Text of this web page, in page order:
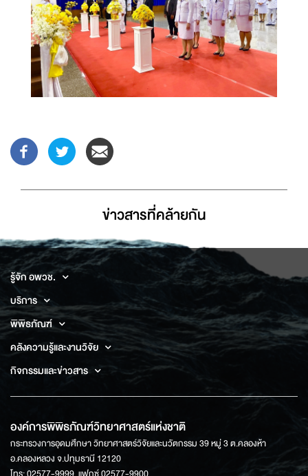
ข่าวสารที่่คล้ายกัน
รู้จัก อพวช.
บริการ
พิพิธภัณฑ์
คลังความรู้และงานวิจัย
กิจกรรมและข่าวสาร
องค์การพิพิธภัณฑ์วิทยาศาสตร์แห่งชาติ
กระทรวงการอุดมศึกษา วิทยาศาสตร์วิจัยและนวัตกรรม 39 หมู่ 3 ต.คลองห้า
อ.คลองหลวง จ.ปทุมธานี 12120